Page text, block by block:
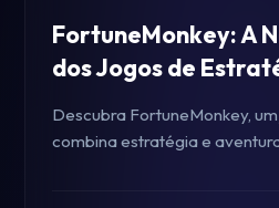
FortuneMonkey: A
dos Jogos de
Descubra FortuneMonkey,
combina estratégia e